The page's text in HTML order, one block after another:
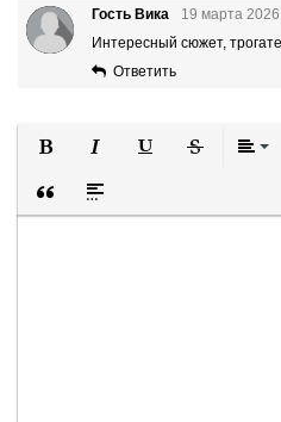
Гость Вика
19 марта
Интересный сюжет,
Ответить
Вставка цитаты
Вставка спойлера